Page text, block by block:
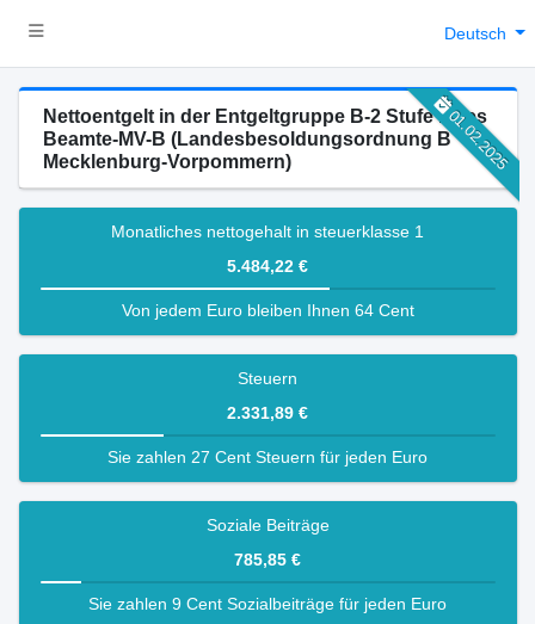
Deutsch
01.02.2025
Nettoentgelt in der Entgeltgruppe B-2 Stufe 1 des
Beamte-MV-B (Landesbesoldungsordnung B
Mecklenburg-Vorpommern)
Monatliches nettogehalt in steuerklasse 1
5.484,22 €
Von jedem Euro bleiben Ihnen 64 Cent
Steuern
2.331,89 €
Sie zahlen 27 Cent Steuern für jeden Euro
Soziale Beiträge
785,85 €
Sie zahlen 9 Cent Sozialbeiträge für jeden Euro